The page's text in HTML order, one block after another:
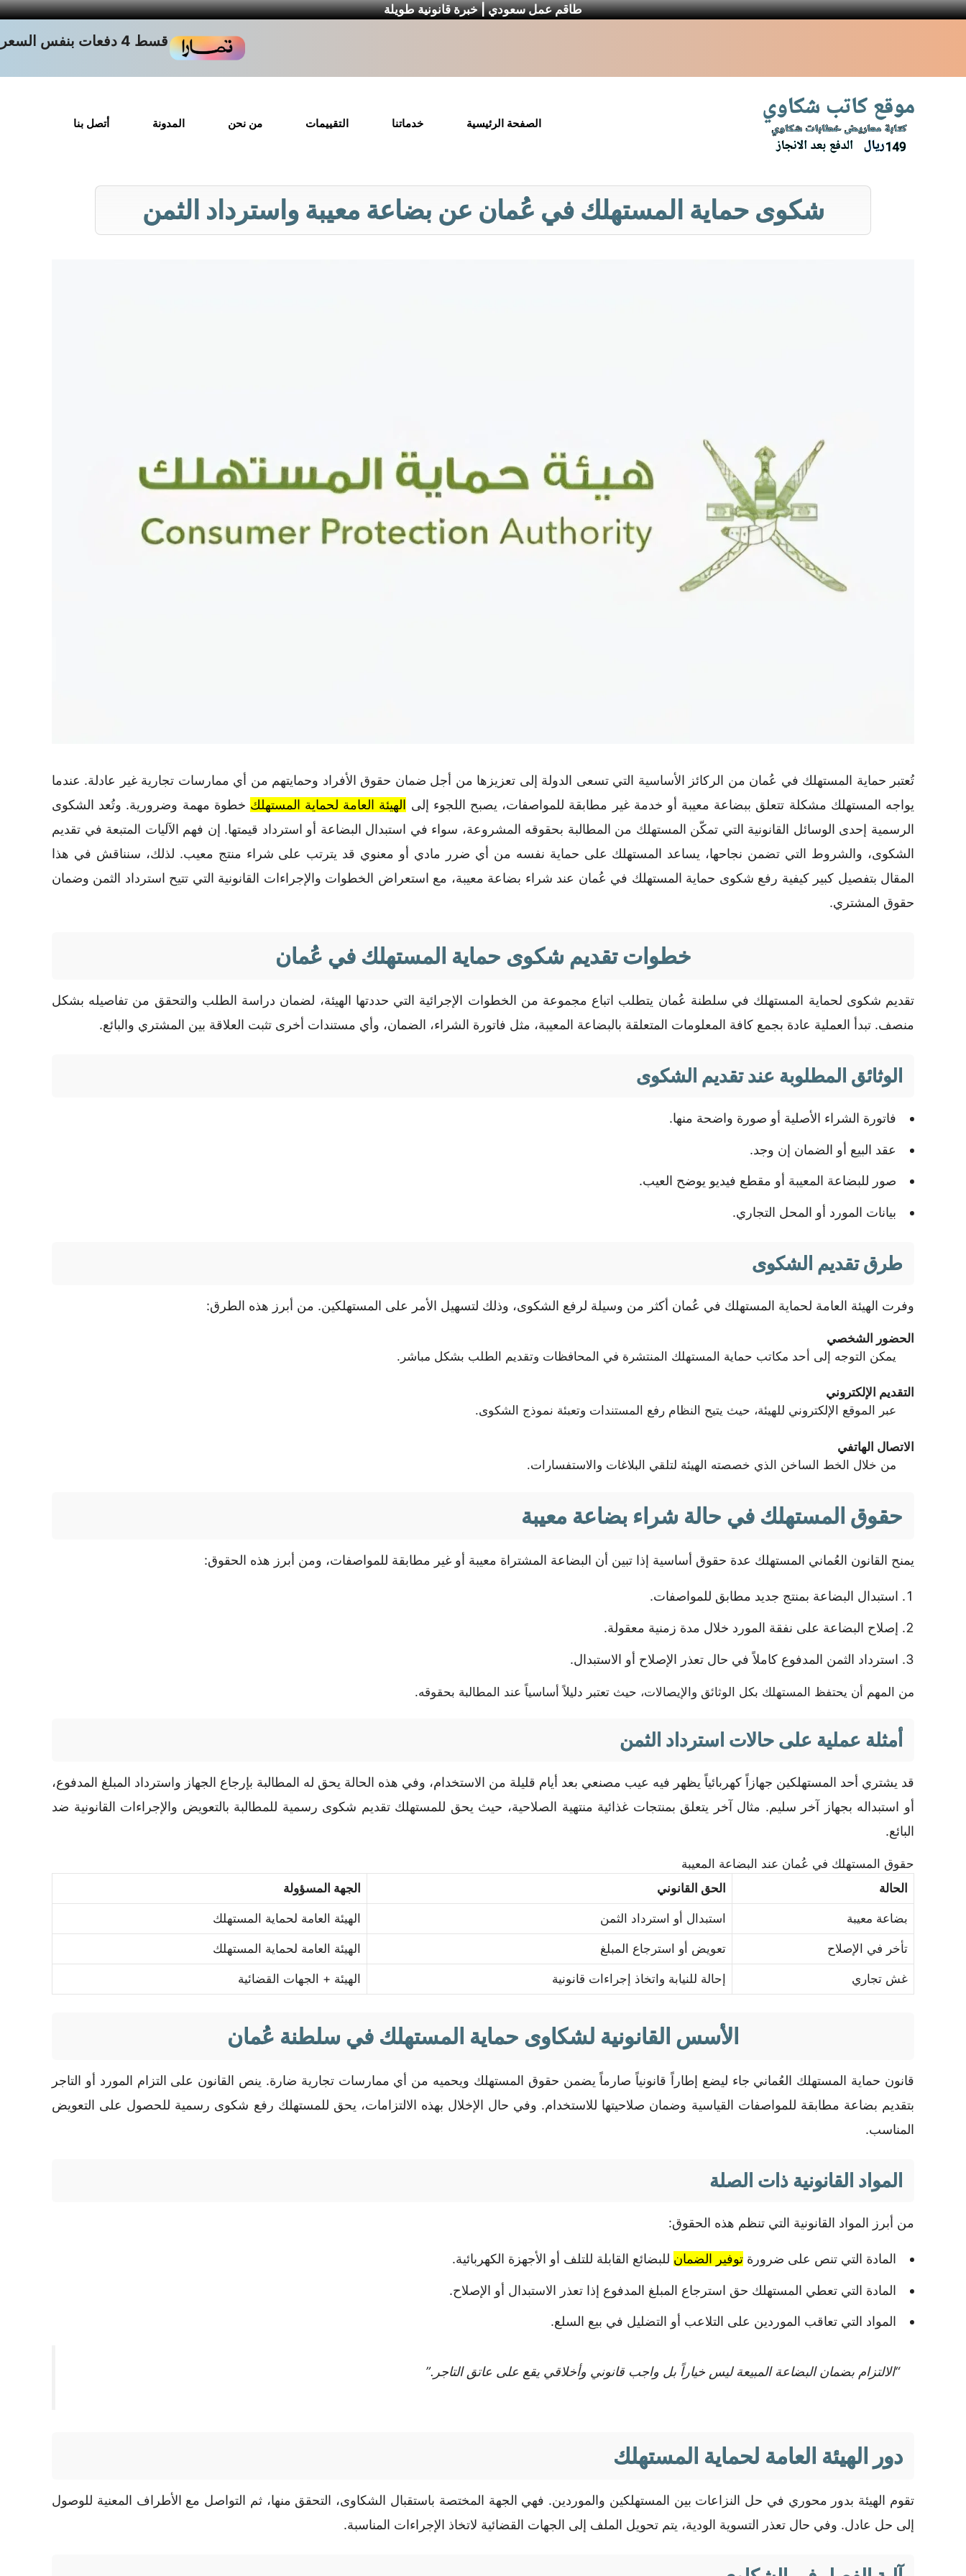
طاقم عمل سعودي | خبرة قانونية طويلة
قسط 4 دفعات بنفس السعر
الصفحة الرئيسية خدماتنا التقييمات من نحن المدونة أتصل بنا
شكوى حماية المستهلك في عُمان عن بضاعة معيبة واسترداد الثمن
تُعتبر حماية المستهلك في عُمان من الركائز الأساسية التي تسعى الدولة إلى تعزيزها من أجل ضمان حقوق الأفراد وحمايتهم من أي ممارسات تجارية غير عادلة. عندما
يواجه المستهلك مشكلة تتعلق ببضاعة معيبة أو خدمة غير مطابقة للمواصفات، يصبح اللجوء إلى الهيئة العامة لحماية المستهلك خطوة مهمة وضرورية. وتُعد الشكوى
الرسمية إحدى الوسائل القانونية التي تمكّن المستهلك من المطالبة بحقوقه المشروعة، سواء في استبدال البضاعة أو استرداد قيمتها. إن فهم الآليات المتبعة في تقديم
الشكوى، والشروط التي تضمن نجاحها، يساعد المستهلك على حماية نفسه من أي ضرر مادي أو معنوي قد يترتب على شراء منتج معيب. لذلك، سنناقش في هذا
المقال بتفصيل كبير كيفية رفع شكوى حماية المستهلك في عُمان عند شراء بضاعة معيبة، مع استعراض الخطوات والإجراءات القانونية التي تتيح استرداد الثمن وضمان
حقوق المشتري.
خطوات تقديم شكوى حماية المستهلك في عُمان
تقديم شكوى لحماية المستهلك في سلطنة عُمان يتطلب اتباع مجموعة من الخطوات الإجرائية التي حددتها الهيئة، لضمان دراسة الطلب والتحقق من تفاصيله بشكل
منصف. تبدأ العملية عادة بجمع كافة المعلومات المتعلقة بالبضاعة المعيبة، مثل فاتورة الشراء، الضمان، وأي مستندات أخرى تثبت العلاقة بين المشتري والبائع.
الوثائق المطلوبة عند تقديم الشكوى
فاتورة الشراء الأصلية أو صورة واضحة منها.
عقد البيع أو الضمان إن وجد.
صور للبضاعة المعيبة أو مقطع فيديو يوضح العيب.
بيانات المورد أو المحل التجاري.
طرق تقديم الشكوى
وفرت الهيئة العامة لحماية المستهلك في عُمان أكثر من وسيلة لرفع الشكوى، وذلك لتسهيل الأمر على المستهلكين. من أبرز هذه الطرق:
الحضور الشخصي
يمكن التوجه إلى أحد مكاتب حماية المستهلك المنتشرة في المحافظات وتقديم الطلب بشكل مباشر.
التقديم الإلكتروني
عبر الموقع الإلكتروني للهيئة، حيث يتيح النظام رفع المستندات وتعبئة نموذج الشكوى.
الاتصال الهاتفي
من خلال الخط الساخن الذي خصصته الهيئة لتلقي البلاغات والاستفسارات.
حقوق المستهلك في حالة شراء بضاعة معيبة
يمنح القانون العُماني المستهلك عدة حقوق أساسية إذا تبين أن البضاعة المشتراة معيبة أو غير مطابقة للمواصفات، ومن أبرز هذه الحقوق:
استبدال البضاعة بمنتج جديد مطابق للمواصفات.
إصلاح البضاعة على نفقة المورد خلال مدة زمنية معقولة.
استرداد الثمن المدفوع كاملاً في حال تعذر الإصلاح أو الاستبدال.
من المهم أن يحتفظ المستهلك بكل الوثائق والإيصالات، حيث تعتبر دليلاً أساسياً عند المطالبة بحقوقه.
أمثلة عملية على حالات استرداد الثمن
قد يشتري أحد المستهلكين جهازاً كهربائياً يظهر فيه عيب مصنعي بعد أيام قليلة من الاستخدام، وفي هذه الحالة يحق له المطالبة بإرجاع الجهاز واسترداد المبلغ المدفوع،
أو استبداله بجهاز آخر سليم. مثال آخر يتعلق بمنتجات غذائية منتهية الصلاحية، حيث يحق للمستهلك تقديم شكوى رسمية للمطالبة بالتعويض والإجراءات القانونية ضد
البائع.
حقوق المستهلك في عُمان عند البضاعة المعيبة
الحالة
الحق القانوني الجهة المسؤولة
بضاعة معيبة استبدال أو استرداد الثمن الهيئة العامة لحماية المستهلك
تأخر في الإصلاح تعويض أو استرجاع المبلغ الهيئة العامة لحماية المستهلك
غش تجاري إحالة للنيابة واتخاذ إجراءات قانونية الهيئة + الجهات القضائية
الأسس القانونية لشكاوى حماية المستهلك في سلطنة عُمان
قانون حماية المستهلك العُماني جاء ليضع إطاراً قانونياً صارماً يضمن حقوق المستهلك ويحميه من أي ممارسات تجارية ضارة. ينص القانون على التزام المورد أو التاجر
بتقديم بضاعة مطابقة للمواصفات القياسية وضمان صلاحيتها للاستخدام. وفي حال الإخلال بهذه الالتزامات، يحق للمستهلك رفع شكوى رسمية للحصول على التعويض
المناسب.
المواد القانونية ذات الصلة
من أبرز المواد القانونية التي تنظم هذه الحقوق:
المادة التي تنص على ضرورة توفير الضمان للبضائع القابلة للتلف أو الأجهزة الكهربائية.
المادة التي تعطي المستهلك حق استرجاع المبلغ المدفوع إذا تعذر الاستبدال أو الإصلاح.
المواد التي تعاقب الموردين على التلاعب أو التضليل في بيع السلع.
“الالتزام بضمان البضاعة المبيعة ليس خياراً بل واجب قانوني وأخلاقي يقع على عاتق التاجر.”
دور الهيئة العامة لحماية المستهلك
تقوم الهيئة بدور محوري في حل النزاعات بين المستهلكين والموردين. فهي الجهة المختصة باستقبال الشكاوى، التحقق منها، ثم التواصل مع الأطراف المعنية للوصول
إلى حل عادل. وفي حال تعذر التسوية الودية، يتم تحويل الملف إلى الجهات القضائية لاتخاذ الإجراءات المناسبة.